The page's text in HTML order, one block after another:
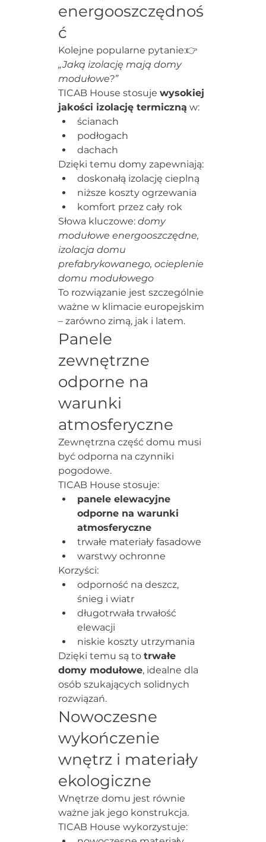
energooszczędnoś
ć
Kolejne popularne pytanie:👉
„Jaką izolację mają domy
modułowe?”
TICAB House stosuje wysokiej
jakości izolację termiczną w:
ścianach
podłogach
dachach
Dzięki temu domy zapewniają:
doskonałą izolację cieplną
niższe koszty ogrzewania
komfort przez cały rok
Słowa kluczowe: domy
modułowe energooszczędne,
izolacja domu
prefabrykowanego, ocieplenie
domu modułowego
To rozwiązanie jest szczególnie
ważne w klimacie europejskim
– zarówno zimą, jak i latem.
Panele
zewnętrzne
odporne na
warunki
atmosferyczne
Zewnętrzna część domu musi
być odporna na czynniki
pogodowe.
TICAB House stosuje:
panele elewacyjne
odporne na warunki
atmosferyczne
trwałe materiały fasadowe
warstwy ochronne
Korzyści:
odporność na deszcz,
śnieg i wiatr
długotrwała trwałość
elewacji
niskie koszty utrzymania
Dzięki temu są to trwałe
domy modułowe, idealne dla
osób szukających solidnych
rozwiązań.
Nowoczesne
wykończenie
wnętrz i materiały
ekologiczne
Wnętrze domu jest równie
ważne jak jego konstrukcja.
TICAB House wykorzystuje: